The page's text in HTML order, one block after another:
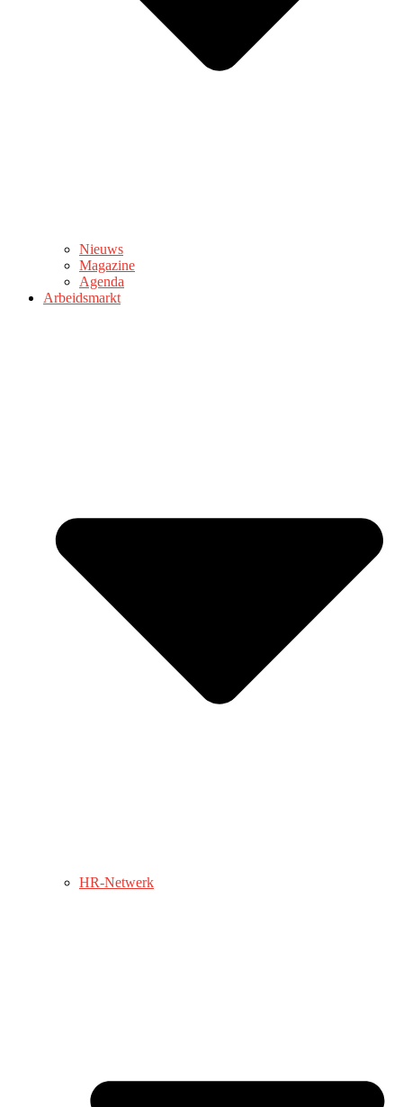
Nieuws
Magazine
Agenda
Arbeidsmarkt
HR-Netwerk